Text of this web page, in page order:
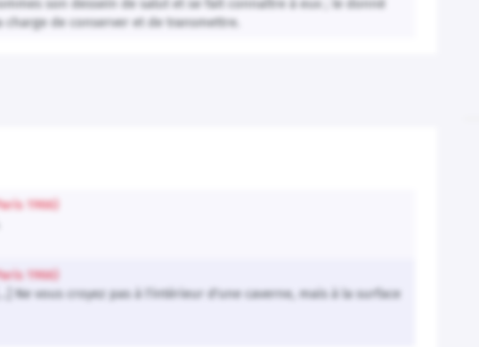
son dessein de salut et se fait connaître à eux ; le donné
de conserver et de transmettre.
1966)
1966)
Ne vous croyez pas à l'intérieur d'une caverne, mais à la surface